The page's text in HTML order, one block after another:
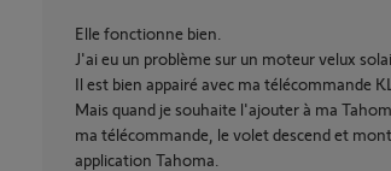
Elle fonctionne bien.
J'ai eu un problème sur un moteur velux
Il est bien appairé avec ma télécommande
Mais quand je souhaite l'ajouter à ma
ma télécommande, le volet descend et
application Tahoma.